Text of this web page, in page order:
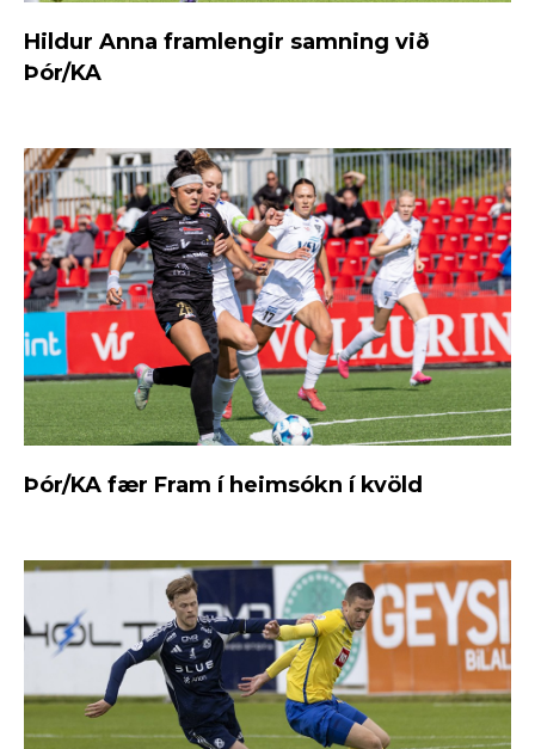
Hildur Anna framlengir samning við
Þór/KA
Þór/KA fær Fram í heimsókn í kvöld